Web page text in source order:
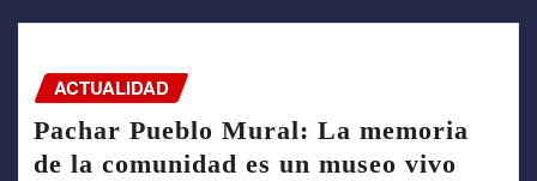
ACTUALIDAD
Pachar Pueblo Mural: La memoria
de la comunidad es un museo vivo